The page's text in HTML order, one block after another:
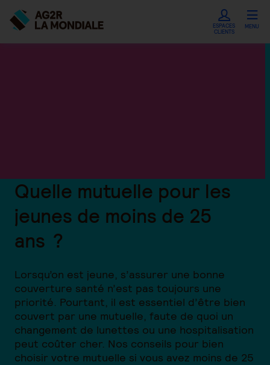
ESPACES
CLIENTS
MENU
Quelle mutuelle pour les
jeunes de moins de 25
ans ?
Lorsqu’on est jeune, s’assurer une bonne
couverture santé n’est pas toujours une
priorité. Pourtant, il est essentiel d’être bien
couvert par une mutuelle, faute de quoi un
changement de lunettes ou une hospitalisation
peut coûter cher. Nos conseils pour bien
choisir votre mutuelle si vous avez moins de 25